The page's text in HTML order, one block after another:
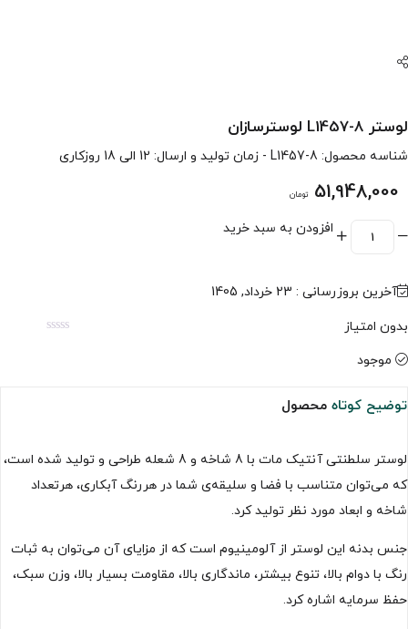
لوستر L1457-8 لوسترسازان
شناسه محصول: L1457-8 - زمان تولید و ارسال: 12 الی 18 روزکاری
51,948,000 تومان
افزودن به سبد خرید
آخرین بروزرسانی : 23 خرداد, 1405
بدون امتیاز
موجود
توضیح کوتاه محصول
لوستر سلطنتی آنتیک مات با 8 شاخه و 8 شعله طراحی و تولید شده است،
که می‌توان متناسب با فضا و سلیقه‌ی شما در هررنگ آبکاری، هرتعداد
شاخه و ابعاد مورد نظر تولید کرد.
جنس بدنه این لوستر از آلومینیوم است که از مزایای آن می‌توان به ثبات
رنگ با دوام بالا، تنوع بیشتر، ماندگاری بالا، مقاومت بسیار بالا، وزن سبک،
حفظ سرمایه اشاره کرد.